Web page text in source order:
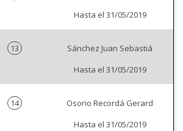
Hasta el 31/05/2019
13
Sánchez Juan Sebastiá
Hasta el 31/05/2019
14
Osorio Recordá Gerard
Hasta el 31/05/2019